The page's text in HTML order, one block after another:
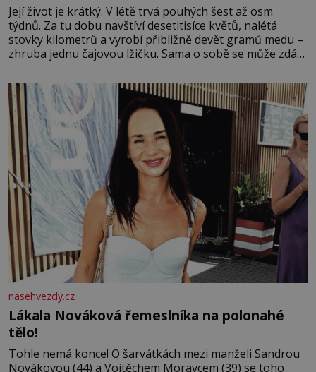
Její život je krátký. V létě trvá pouhých šest až osm
týdnů. Za tu dobu navštíví desetitisíce květů, nalétá
stovky kilometrů a vyrobí přibližně devět gramů medu –
zhruba jednu čajovou lžičku. Sama o sobě se může zdát
tisíc příslušnic svého včelstva, vznikne jeden z
nejdokonalejších organismů
nasehvezdy.cz
Lákala Nováková řemeslníka na polonahé
tělo!
Tohle nemá konce! O šarvátkách mezi manželi Sandrou
Novákovou (44) a Vojtěchem Moravcem (39) se toho